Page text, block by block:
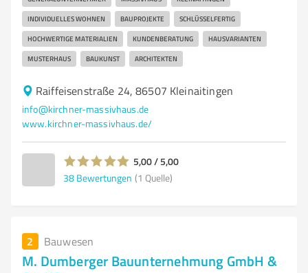
INDIVIDUELLES WOHNEN BAUPROJEKTE SCHLÜSSELFERTIG
HOCHWERTIGE MATERIALIEN KUNDENBERATUNG HAUSVARIANTEN
MUSTERHAUS BAUKUNST ARCHITEKTEN
Raiffeisenstraße 24, 86507 Kleinaitingen
info@kirchner-massivhaus.de
www.kirchner-massivhaus.de/
5,00 / 5,00
38 Bewertungen (1 Quelle)
2 Bauwesen
M. Dumberger Bauunternehmung GmbH &